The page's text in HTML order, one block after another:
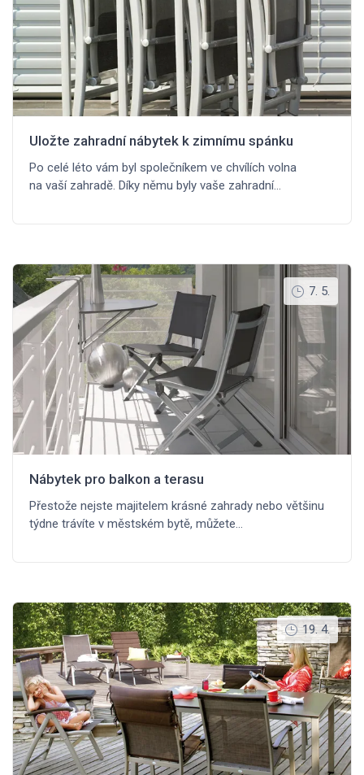
Uložte zahradní nábytek k zimnímu spánku
Po celé léto vám byl společníkem ve chvílích volna
na vaší zahradě. Díky němu byly vaše zahradní…
7. 5.
Nábytek pro balkon a terasu
Přestože nejste majitelem krásné zahrady nebo většinu
týdne trávíte v městském bytě, můžete…
19. 4.